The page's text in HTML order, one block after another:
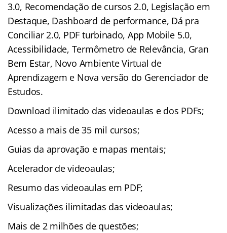
3.0, Recomendação de cursos 2.0, Legislação em
Destaque, Dashboard de performance, Dá pra
Conciliar 2.0, PDF turbinado, App Mobile 5.0,
Acessibilidade, Termômetro de Relevância, Gran
Bem Estar, Novo Ambiente Virtual de
Aprendizagem e Nova versão do Gerenciador de
Estudos.
Download ilimitado das videoaulas e dos PDFs;
Acesso a mais de 35 mil cursos;
Guias da aprovação e mapas mentais;
Acelerador de videoaulas;
Resumo das videoaulas em PDF;
Visualizações ilimitadas das videoaulas;
Mais de 2 milhões de questões;